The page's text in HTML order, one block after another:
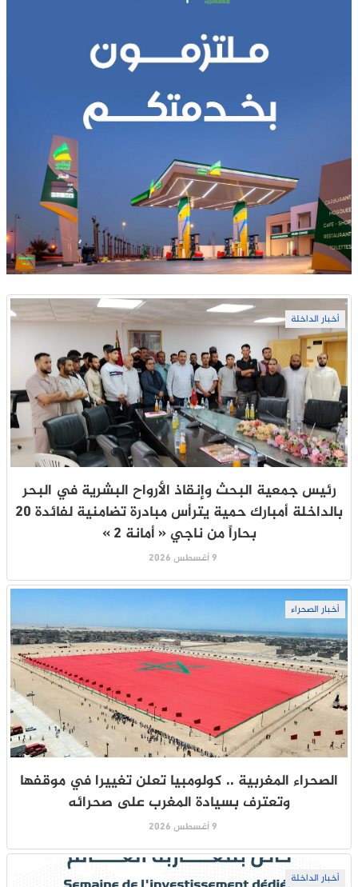
أخبار الداخلة
رئيس جمعية البحث وإنقاذ الأرواح البشرية في البحر
بالداخلة أمبارك حمية يترأس مبادرة تضامنية لفائدة 20
بحاراً من ناجي « أمانة 2 »
9 أغسطس 2026
أخبار الصحراء
الصحراء المغربية .. كولومبيا تعلن تغييرا في موقفها
وتعترف بسيادة المغرب على صحرائه
9 أغسطس 2026
أخبار الداخلة